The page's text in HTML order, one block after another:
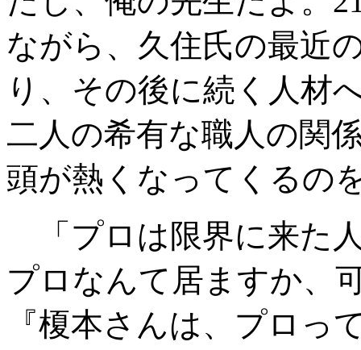
ながら、久住氏の最近
り、その後に続く人材
二人の希有な職人の関
頭が熱くなってくるの
「プロは限界に来た
プロなんて居ますか、
『榎本さんは、プロっ